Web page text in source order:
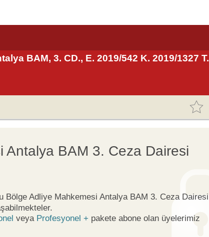
BAM, 3. CD., E. 2019/542 K. 2019/1327 T.
Antalya BAM 3. Ceza Dairesi
Bölge Adliye Mahkemesi Antalya BAM 3. Ceza Dairesi
veya Profesyonel + pakete abone olan üyelerimiz